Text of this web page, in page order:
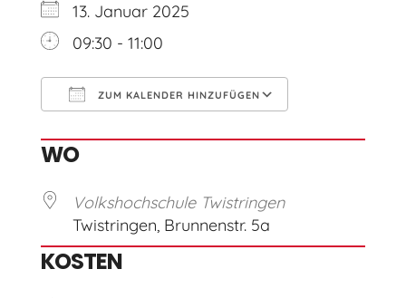
13. Januar 2025
09:30 - 11:00
ZUM KALENDER HINZUFÜGEN
WO
Volkshochschule Twistringen
Twistringen, Brunnenstr. 5a
KOSTEN